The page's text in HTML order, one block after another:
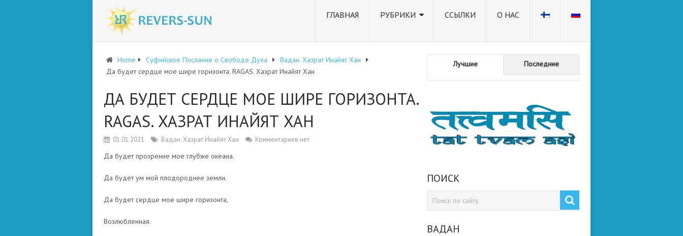
ГЛАВНАЯ РУБРИКИ ССЫЛКИ О НАС
Home Суфийское Послание о Свободе Духа
Вадан. Хазрат Инайят Хан
Да будет сердце мое шире горизонта. RAGAS. Хазрат Инайят Хан
ДА БУДЕТ СЕРДЦЕ МОЕ ШИРЕ ГОРИЗОНТА.
RAGAS. ХАЗРАТ ИНАЙЯТ ХАН
01.01.2021 Вадан. Хазрат Инайят Хан Комментариев нет
Да будет прозрение мое глубже океана.
Да будет ум мой плодороднее земли.
Да будет сердце мое шире горизонта,
Возлюбленная.
Лучшие Последние
ПОИСК
ВАДАН